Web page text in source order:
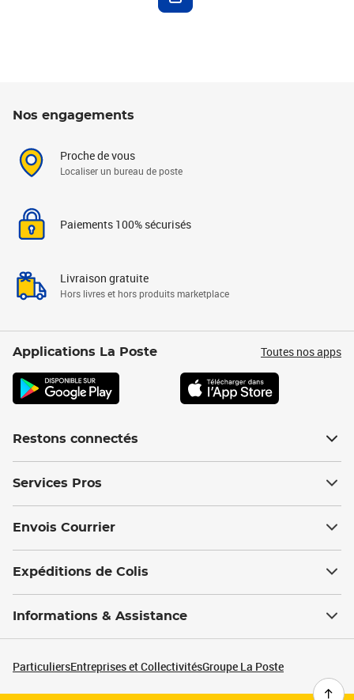
Nos engagements
Proche de vous
Localiser un bureau de poste
Paiements 100% sécurisés
Livraison gratuite
Hors livres et hors produits marketplace
Applications La Poste Toutes nos apps
Restons connectés
Services Pros
Envois Courrier
Expéditions de Colis
Informations & Assistance
ParticuliersEntreprises et CollectivitésGroupe La Poste